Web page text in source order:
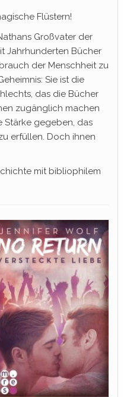
Flüstern!
Großvater der
Jahrhunderten Bücher
der Menschheit zu
Sie ist die
das die Bücher
zugänglich machen
Stärke gegeben, das
erfüllen. Doch ihnen
mit bibliophilem